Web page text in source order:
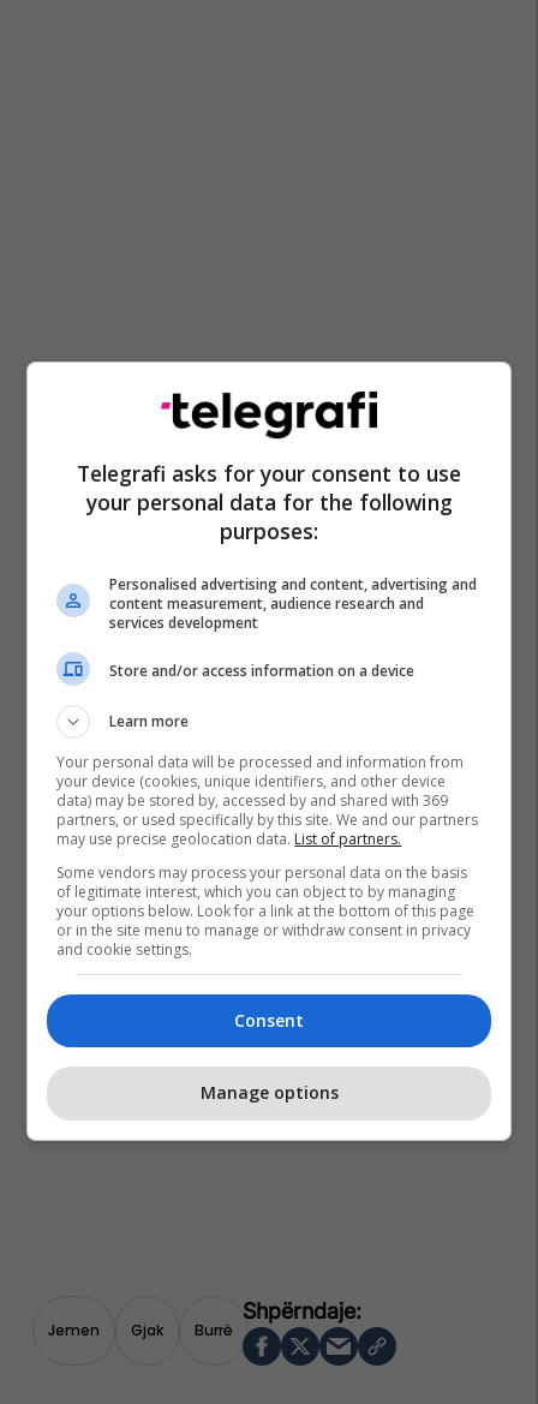
Jemen Gjak Burrë
Telegrafi asks for your consent to use
your personal data for the following
purposes:
Personalised advertising and content, advertising and
content measurement, audience research and
services development
Store and/or access information on a device
Learn more
Your personal data will be processed and information from
your device (cookies, unique identifiers, and other device
data) may be stored by, accessed by and shared with 369
partners, or used specifically by this site. We and our partners
may use precise geolocation data. List of partners.
Some vendors may process your personal data on the basis
of legitimate interest, which you can object to by managing
your options below. Look for a link at the bottom of this page
or in the site menu to manage or withdraw consent in privacy
and cookie settings.
Consent
Manage options